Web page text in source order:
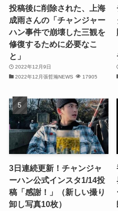
(30)
(32)
(32)
(29)
(32)
投稿後に削除された、上海
成雨さんの「チャンジャー
ハン事件で崩壊した三観を
修復するために必要なこ
と」
2022年12月9日
2022年12月張哲瀚NEWS
17905
3日連続更新！チャンジャ
ーハン公式インスタ1/14投
稿「感謝！」（新しい撮り
卸し写真10枚）